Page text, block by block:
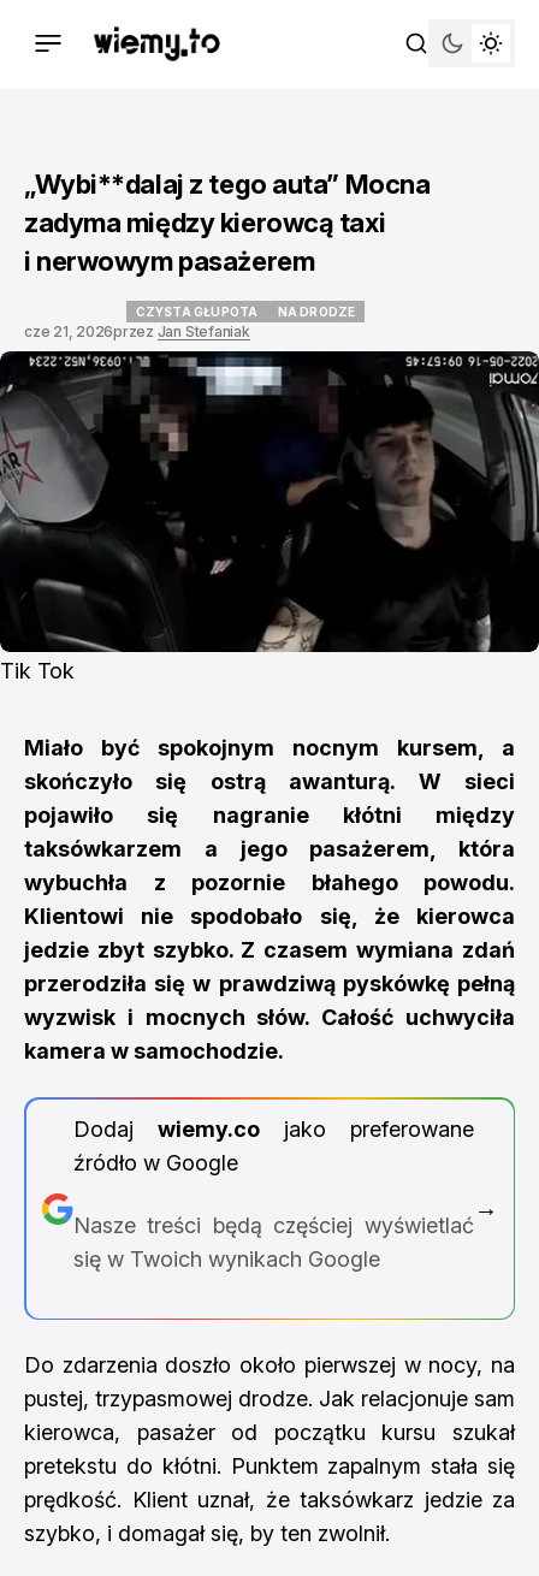
„Wybi**dalaj z tego auta” Mocna
zadyma między kierowcą taxi
i nerwowym pasażerem
CZYSTA GŁUPOTA NA DRODZE
cze 21, 2026przez Jan Stefaniak
Tik Tok
Miało być spokojnym nocnym kursem, a
skończyło się ostrą awanturą. W sieci
pojawiło się nagranie kłótni między
taksówkarzem a jego pasażerem, która
wybuchła z pozornie błahego powodu.
Klientowi nie spodobało się, że kierowca
jedzie zbyt szybko. Z czasem wymiana zdań
przerodziła się w prawdziwą pyskówkę pełną
wyzwisk i mocnych słów. Całość uchwyciła
kamera w samochodzie.
Dodaj wiemy.cojako preferowane
źródło w Google
Nasze treści będą częściej wyświetlać
się w Twoich wynikach Google
→
Do zdarzenia doszło około pierwszej w nocy, na
pustej, trzypasmowej drodze. Jak relacjonuje sam
kierowca, pasażer od początku kursu szukał
pretekstu do kłótni. Punktem zapalnym stała się
prędkość. Klient uznał, że taksówkarz jedzie za
szybko, i domagał się, by ten zwolnił.